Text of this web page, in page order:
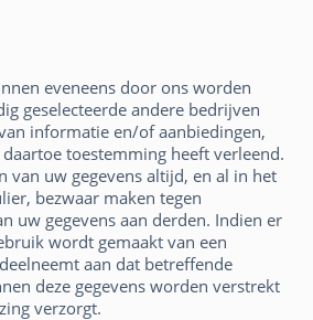
eveneens door ons worden
geselecteerde andere bedrijven
informatie en/of aanbiedingen,
toestemming heeft verleend.
van uw gegevens altijd, en al in het
bezwaar maken tegen
uw gegevens aan derden. Indien er
wordt gemaakt van een
aan dat betreffende
deze gegevens worden verstrekt
verzorgt.